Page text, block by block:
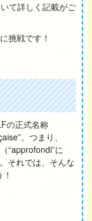
て詳しく記載がご
挑戦です！
の正式名称
。つまり、
“approfondi”に
それでは、そんな